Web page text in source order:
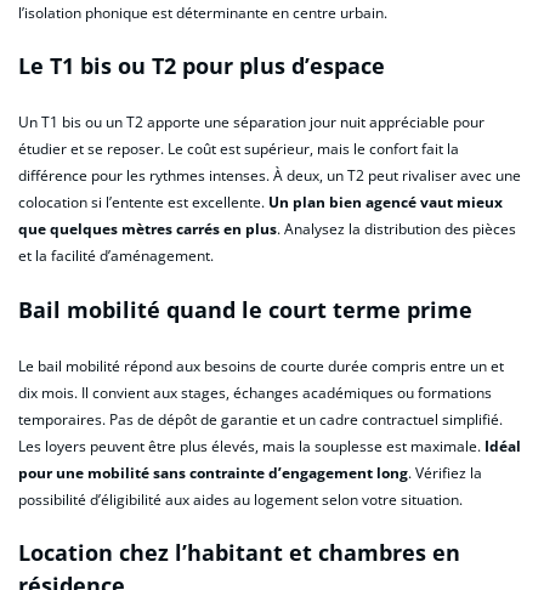
l’isolation phonique est déterminante en centre urbain.
Le T1 bis ou T2 pour plus d’espace
Un T1 bis ou un T2 apporte une séparation jour nuit appréciable pour
étudier et se reposer. Le coût est supérieur, mais le confort fait la
différence pour les rythmes intenses. À deux, un T2 peut rivaliser avec une
colocation si l’entente est excellente. Un plan bien agencé vaut mieux
que quelques mètres carrés en plus. Analysez la distribution des pièces
et la facilité d’aménagement.
Bail mobilité quand le court terme prime
Le bail mobilité répond aux besoins de courte durée compris entre un et
dix mois. Il convient aux stages, échanges académiques ou formations
temporaires. Pas de dépôt de garantie et un cadre contractuel simplifié.
Les loyers peuvent être plus élevés, mais la souplesse est maximale. Idéal
pour une mobilité sans contrainte d’engagement long. Vérifiez la
possibilité d’éligibilité aux aides au logement selon votre situation.
Location chez l’habitant et chambres en